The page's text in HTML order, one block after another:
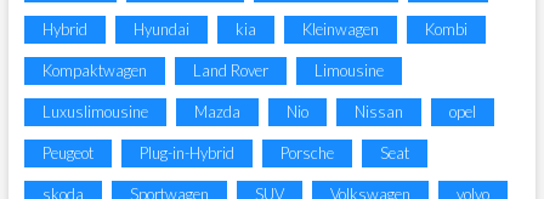
Hybrid Hyundai kia Kleinwagen Kombi
Kompaktwagen Land Rover Limousine
Luxuslimousine Mazda Nio Nissan opel
Peugeot Plug-in-Hybrid Porsche Seat
skoda Sportwagen SUV Volkswagen volvo